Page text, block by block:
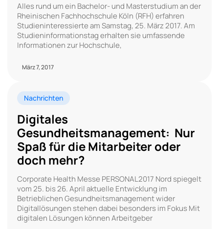
Alles rund um ein Bachelor- und Masterstudium an der
Rheinischen Fachhochschule Köln (RFH) erfahren
Studieninteressierte am Samstag, 25. März 2017. Am
Studieninformationstag erhalten sie umfassende
Informationen zur Hochschule,
März 7, 2017
Nachrichten
Digitales
Gesundheitsmanagement: Nur
Spaß für die Mitarbeiter oder
doch mehr?
Corporate Health Messe PERSONAL2017 Nord spiegelt
vom 25. bis 26. April aktuelle Entwicklung im
Betrieblichen Gesundheitsmanagement wider
Digitallösungen stehen dabei besonders im Fokus Mit
digitalen Lösungen können Arbeitgeber